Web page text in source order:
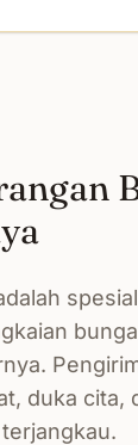
duka cita,